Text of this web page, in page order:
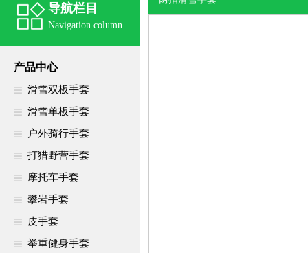
导航栏目
Navigation column
产品中心
滑雪双板手套
滑雪单板手套
户外骑行手套
打猎野营手套
摩托车手套
攀岩手套
皮手套
举重健身手套